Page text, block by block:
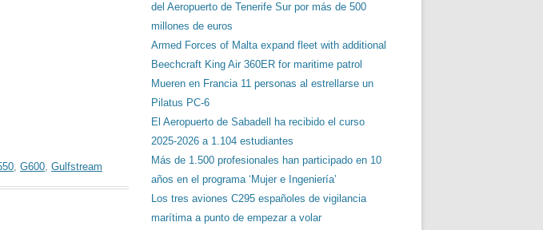
G600 Gulfstream
del Aeropuerto de Tenerife Sur por más de 500
millones de euros
Armed Forces of Malta expand fleet with additional
Beechcraft King Air 360ER for maritime patrol
Mueren en Francia 11 personas al estrellarse un
Pilatus PC-6
El Aeropuerto de Sabadell ha recibido el curso
2025-2026 a 1.104 estudiantes
Más de 1.500 profesionales han participado en 10
años en el programa ‘Mujer e Ingeniería’
Los tres aviones C295 españoles de vigilancia
marítima a punto de empezar a volar